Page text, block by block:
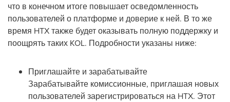
что в конечном итоге повышает осведомленность
пользователей о платформе и доверие к ней. В то же
время HTX также будет оказывать полную поддержку и
поощрять таких KOL. Подробности указаны ниже:
Приглашайте и зарабатывайте
Зарабатывайте комиссионные, приглашая новых
пользователей зарегистрироваться на HTX. Этот